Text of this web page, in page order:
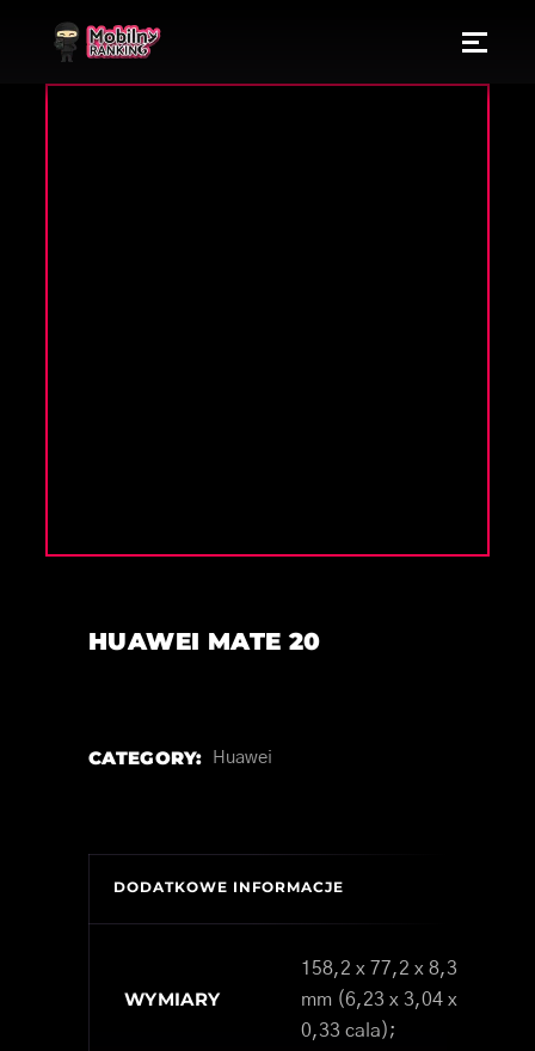
HUAWEI MATE 20
CATEGORY: Huawei
DODATKOWE INFORMACJE
WYMIARY
158,2 x 77,2 x 8,3
mm (6,23 x 3,04 x
0,33 cala);